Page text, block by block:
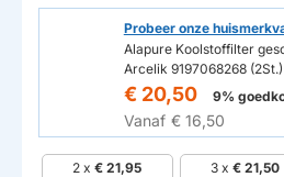
Probeer onze
Alapure Koolstoffilter
Arcelik 9197068268 (2St.)
€ 20,50 9%
Vanaf € 16,50
2 x€ 21,95
3 x€ 21,50